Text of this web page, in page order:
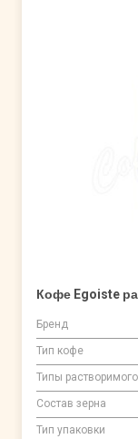
Кофе Egoiste
Бренд
Тип кофе
Типы
Состав зерна
Тип упаковки